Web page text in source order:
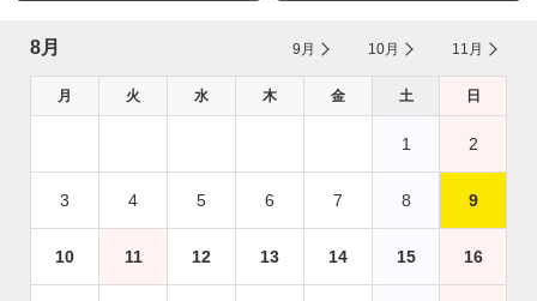
8月 9月 10月 11月
月 火 水 木 金 土 日
1 2
3 4 5 6 7 8 9
10 11 12 13 14 15 16